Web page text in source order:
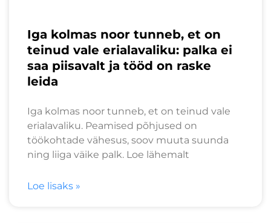
Iga kolmas noor tunneb, et on
teinud vale erialavaliku: palka ei
saa piisavalt ja tööd on raske
leida
Iga kolmas noor tunneb, et on teinud vale
erialavaliku. Peamised põhjused on
töökohtade vähesus, soov muuta suunda
ning liiga väike palk. Loe lähemalt
Loe lisaks »